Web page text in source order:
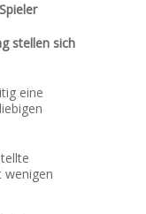
stellen sich
eine
wenigen